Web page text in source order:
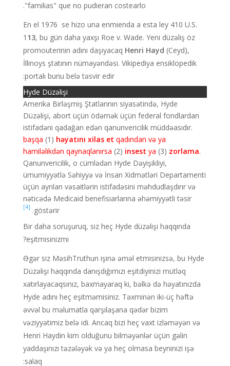
"familias" que no pudieran costearlo.
En el 1976 se hizo una enmienda a esta ley 410 U.S.
1 13, bu gün daha yaxşı Roe v. Wade. Yeni düzəliş öz
promouterinin adını daşıyacaq Henri Hayd (Ceyd),
İllinoys ştatının nümayəndəsi. Vikipediya ensiklopedik
portalı bunu belə təsvir edir:
Hyde Düzəlişi
Amerika Birləşmiş Ştatlarının siyasətində, Hyde
Düzəlişi, abort üçün ödəmək üçün federal fondlardan
istifadəni qadağan edən qanunvericilik müddəasıdır.
başqa (1) həyatını xilas et qadından və ya
hamiləlikdən qaynaqlanırsa (2) insest ya (3) zorlama.
Qanunvericilik, o cümlədən Hyde Dəyişikliyi,
ümumiyyətlə Səhiyyə və İnsan Xidmətləri Departamenti
üçün ayrılan vəsaitlərin istifadəsini məhdudlaşdırır və
nəticədə Medicaid benefisiarlarına əhəmiyyətli təsir
göstərir.
[4]
Bir daha soruşuruq, siz heç Hyde düzəlişi haqqında
eşitmisinizmi?
Əgər siz MəsihTruthun işinə əməl etmisinizsə, bu Hyde
Düzəlişi haqqında danışdığımızı eşitdiyinizi mütləq
xatırlayacaqsınız, baxmayaraq ki, bəlkə də həyatınızda
Hyde adını heç eşitməmisiniz. Təxminən iki-üç həftə
əvvəl bu məlumatla qarşılaşana qədər bizim
vəziyyətimiz belə idi. Ancaq bizi heç vaxt izləməyən və
Henri Haydin kim olduğunu bilməyənlər üçün gəlin
yaddaşınızı təzələyək və ya heç olmasa beyninizi işə
salaq: